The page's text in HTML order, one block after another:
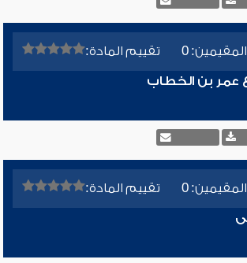
0 تقييم المادة:
عمر بن الخطاب
0 تقييم المادة: